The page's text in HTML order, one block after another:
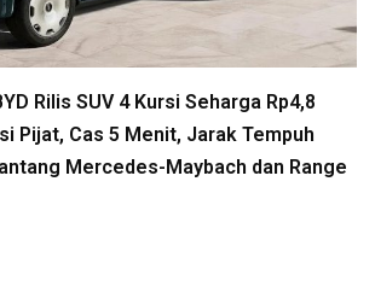
Rilis SUV 4 Kursi Seharga Rp4,8
Pijat, Cas 5 Menit, Jarak Tempuh
Mercedes-Maybach dan Range